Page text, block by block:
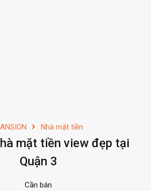
Nhà mặt tiền
mặt tiền view đẹp tại
Quận 3
Cần bán